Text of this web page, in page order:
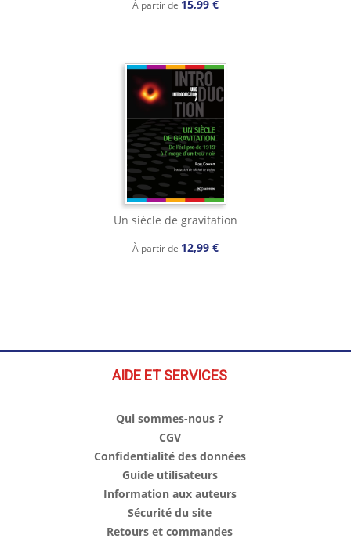
À partir de 15,99 €
Un siècle de gravitation
À partir de 12,99 €
AIDE ET SERVICES
Qui sommes-nous ?
CGV
Confidentialité des données
Guide utilisateurs
Information aux auteurs
Sécurité du site
Retours et commandes